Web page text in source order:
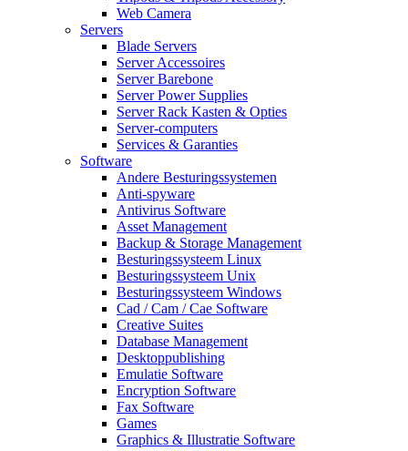
Web Camera
Servers
Blade Servers
Server Accessoires
Server Barebone
Server Power Supplies
Server Rack Kasten & Opties
Server-computers
Services & Garanties
Software
Andere Besturingssystemen
Anti-spyware
Antivirus Software
Asset Management
Backup & Storage Management
Besturingssysteem Linux
Besturingssysteem Unix
Besturingssysteem Windows
Cad / Cam / Cae Software
Creative Suites
Database Management
Desktoppublishing
Emulatie Software
Encryption Software
Fax Software
Games
Graphics & Illustratie Software